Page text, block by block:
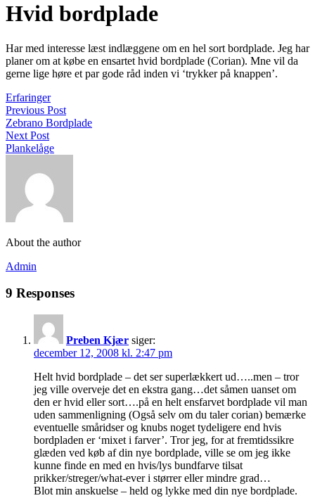
Hvid bordplade
Har med interesse læst indlæggene om en hel sort bordplade. Jeg har
planer om at købe en ensartet hvid bordplade (Corian). Mne vil da
gerne lige høre et par gode råd inden vi ‘trykker på knappen’.
Erfaringer
Previous Post
Zebrano Bordplade
Next Post
Plankelåge
About the author
Admin
9 Responses
Preben Kjær siger:
december 12, 2008 kl. 2:47 pm
Helt hvid bordplade – det ser superlækkert ud…..men – tror
jeg ville overveje det en ekstra gang…det såmen uanset om
den er hvid eller sort….på en helt ensfarvet bordplade vil man
uden sammenligning (Også selv om du taler corian) bemærke
eventuelle småridser og knubs noget tydeligere end hvis
bordpladen er ‘mixet i farver’. Tror jeg, for at fremtidssikre
glæden ved køb af din nye bordplade, ville se om jeg ikke
kunne finde en med en hvis/lys bundfarve tilsat
prikker/streger/what-ever i størrer eller mindre grad…
Blot min anskuelse – held og lykke med din nye bordplade.